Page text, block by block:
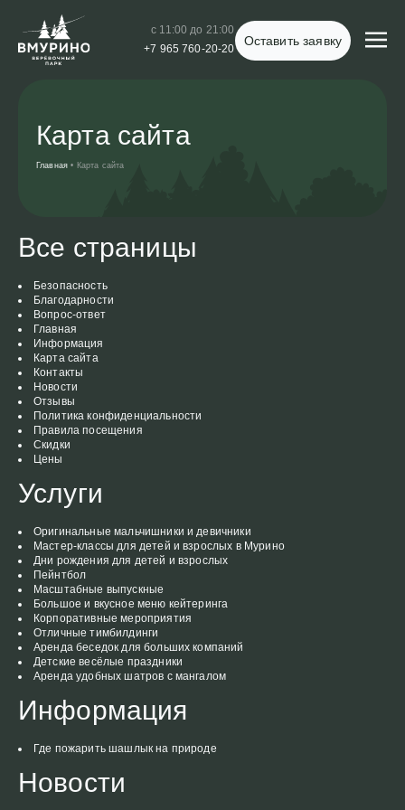
с 11:00 до 21:00
+7 965 760-20-20
Оставить заявку
Карта сайта
Главная • Карта сайта
Все страницы
Безопасность
Благодарности
Вопрос-ответ
Главная
Информация
Карта сайта
Контакты
Новости
Отзывы
Политика конфиденциальности
Правила посещения
Скидки
Цены
Услуги
Оригинальные мальчишники и девичники
Мастер-классы для детей и взрослых в Мурино
Дни рождения для детей и взрослых
Пейнтбол
Масштабные выпускные
Большое и вкусное меню кейтеринга
Корпоративные мероприятия
Отличные тимбилдинги
Аренда беседок для больших компаний
Детские весёлые праздники
Аренда удобных шатров с мангалом
Информация
Где пожарить шашлык на природе
Новости